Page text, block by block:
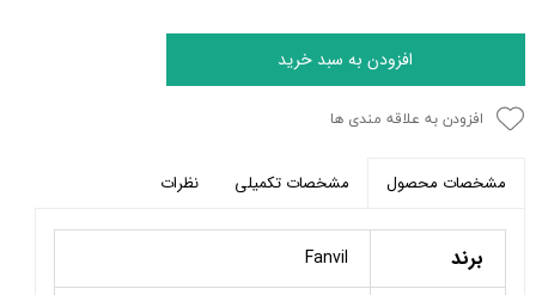
افزودن به سبد خرید
افزودن به علاقه مندی ها
مشخصات محصول مشخصات تکمیلی نظرات
برند Fanvil